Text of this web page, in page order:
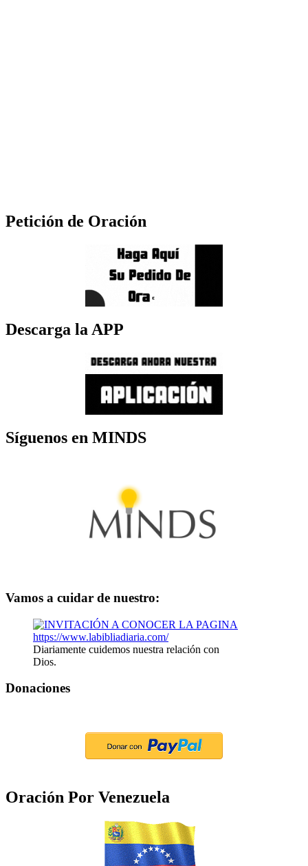
Petición de Oración
Descarga la APP
Síguenos en MINDS
Vamos a cuidar de nuestro:
Diariamente cuidemos nuestra relación con
Dios.
Donaciones
Oración Por Venezuela